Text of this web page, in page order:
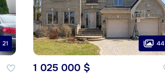
21 44
1 025 000 $